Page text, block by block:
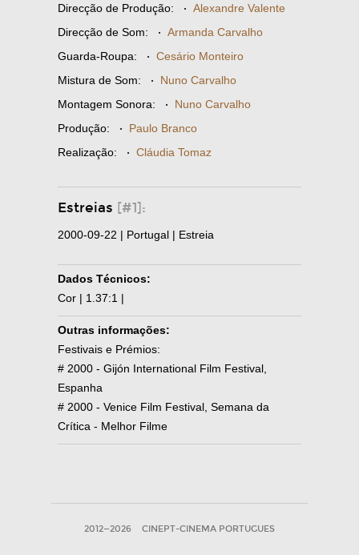
Direcção de Produção: · Alexandre Valente
Direcção de Som: · Armanda Carvalho
Guarda-Roupa: · Cesário Monteiro
Mistura de Som: · Nuno Carvalho
Montagem Sonora: · Nuno Carvalho
Produção: · Paulo Branco
Realização: · Cláudia Tomaz
Estreias [#1]:
2000-09-22 | Portugal | Estreia
Dados Técnicos:
Cor | 1.37:1 |
Outras informações:
Festivais e Prémios:
# 2000 - Gijón International Film Festival,
Espanha
# 2000 - Venice Film Festival, Semana da
Crítica - Melhor Filme
2012—2026 CINEPT-CINEMA PORTUGUES